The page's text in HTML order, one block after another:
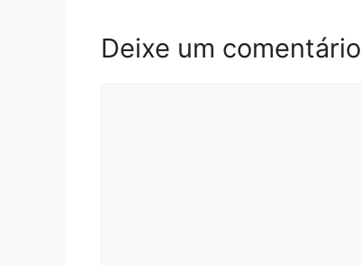
Deixe um comentário